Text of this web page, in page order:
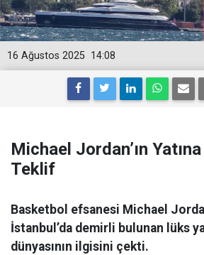
14:08
16 Ağustos 2025
Michael Jordan’ın
Teklif
Basketbol efsanesi Michael
İstanbul’da demirli bulunan lüks
dünyasının ilgisini çekti.